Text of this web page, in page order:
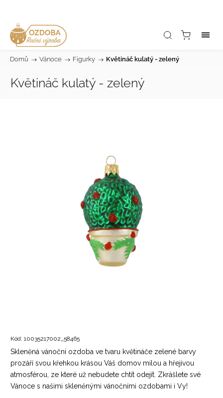
Domů / Vánoce / Figurky / Květináč kulatý - zelený
Květináč kulatý - zelený
Kód: 10035217002_58465
Skleněná vánoční ozdoba ve tvaru květináče zelené barvy
prozáří svou křehkou krásou Váš domov milou a hřejivou
atmosférou, ze které už nebudete chtít odejít. Zkrášlete své
Vánoce s našimi skleněnými vánočními ozdobami i Vy!